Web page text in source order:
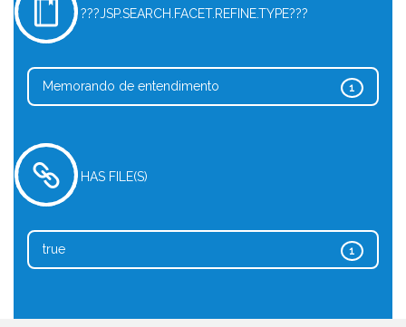
???JSP.SEARCH.FACET.REFINE.TYPE???
1
Memorando de entendimento
HAS FILE(S)
1
true